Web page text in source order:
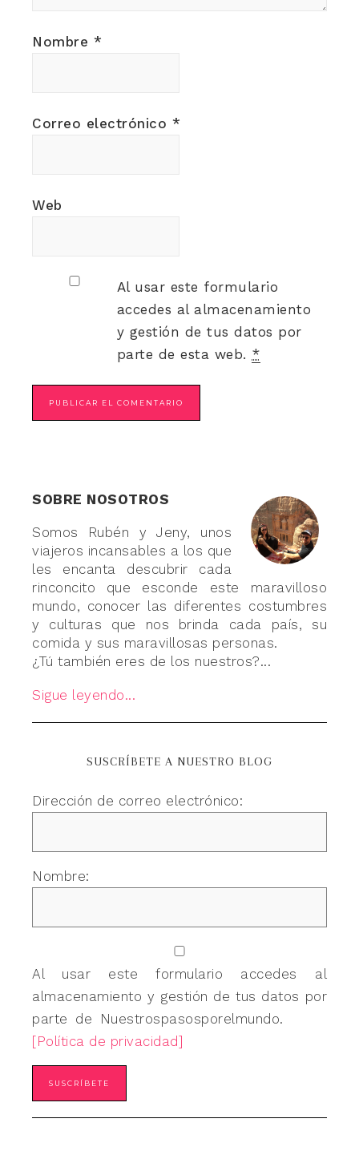
Nombre *
Correo electrónico *
Web
Al usar este formulario
accedes al almacenamiento
y gestión de tus datos por
parte de esta web. *
SOBRE NOSOTROS
Somos Rubén y Jeny, unos
viajeros incansables a los que
les encanta descubrir cada
rinconcito que esconde este maravilloso
mundo, conocer las diferentes costumbres
y culturas que nos brinda cada país, su
comida y sus maravillosas personas.
¿Tú también eres de los nuestros?...
Sigue leyendo...
SUSCRÍBETE A NUESTRO BLOG
Dirección de correo electrónico:
Nombre:
Al usar este formulario accedes al
almacenamiento y gestión de tus datos por
parte de Nuestrospasosporelmundo.
[Política de privacidad]